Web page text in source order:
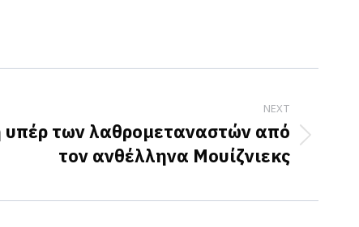
NEXT
των λαθρομεταναστών από
τον ανθέλληνα Μουίζνιεκς